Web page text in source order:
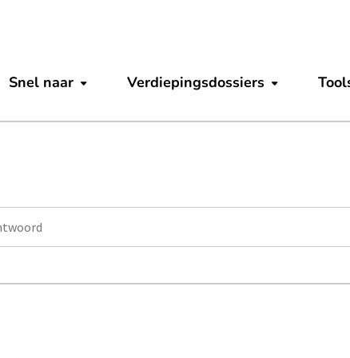
Snel naar Submenu tonen
Verdiepingsdossiers Submenu